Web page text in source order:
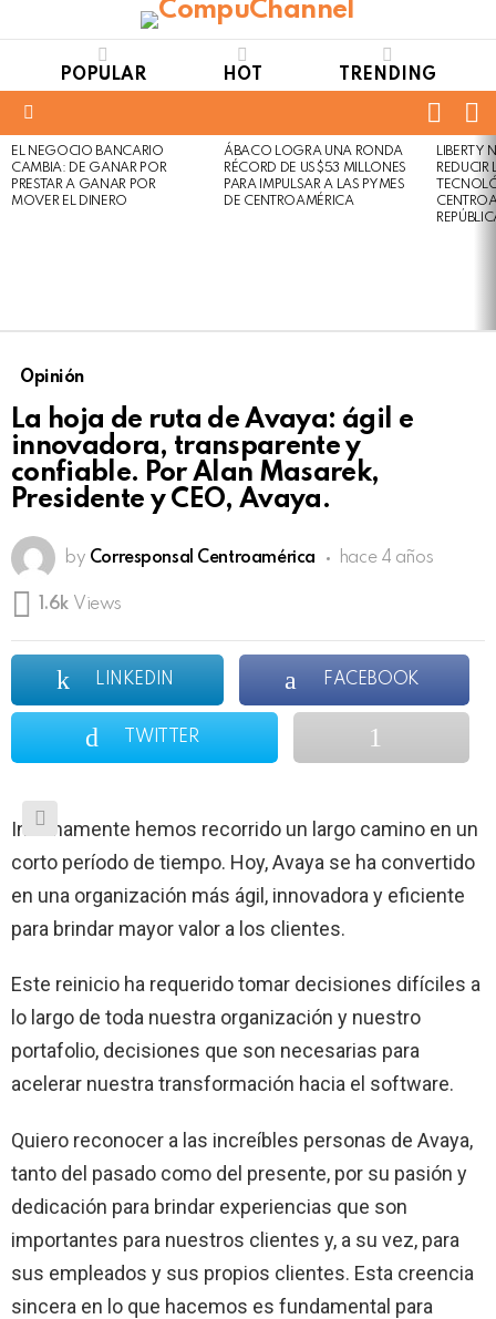
POPULAR HOT TRENDING
LATEST
STORIES
EL NEGOCIO BANCARIO
CAMBIA: DE GANAR POR
PRESTAR A GANAR POR
MOVER EL DINERO
Not
Safe
For
Click
to
view
ÁBACO LOGRA UNA RONDA
RÉCORD DE US$53 MILLONES
PARA IMPULSAR A LAS PYMES
DE CENTROAMÉRICA
LIBERTY
REDUCIR
Opinión
La hoja de ruta de Avaya: ágil e
innovadora, transparente y
confiable. Por Alan Masarek,
Presidente y CEO, Avaya.
by Corresponsal Centroamérica hace 4 años
1.6k Views
LINKEDIN FACEBOOK
TWITTER
Internamente hemos recorrido un largo camino en un
corto período de tiempo. Hoy, Avaya se ha convertido
en una organización más ágil, innovadora y eficiente
para brindar mayor valor a los clientes.
Este reinicio ha requerido tomar decisiones difíciles a
lo largo de toda nuestra organización y nuestro
portafolio, decisiones que son necesarias para
acelerar nuestra transformación hacia el software.
Quiero reconocer a las increíbles personas de Avaya,
tanto del pasado como del presente, por su pasión y
dedicación para brindar experiencias que son
importantes para nuestros clientes y, a su vez, para
sus empleados y sus propios clientes. Esta creencia
sincera en lo que hacemos es fundamental para